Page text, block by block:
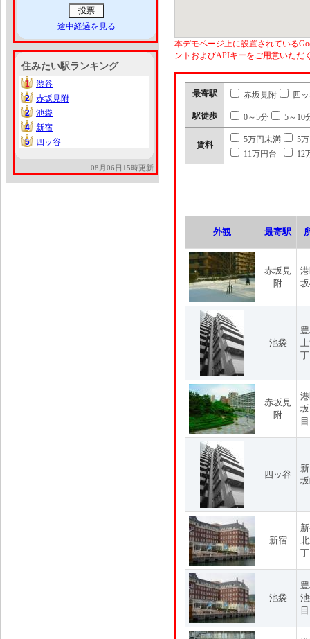
途中経過を見る
住みたい駅ランキング
1
1
渋谷
2
2
赤坂見附
2
2
池袋
4
4
新宿
5
5 四ッ谷
08月06日15時更新
本デモページ上に設置されている
ントおよびAPIキーをご用意いただ
最寄駅 赤坂見附 四
駅徒歩 0～5分 5～10
賃料
5万円未満
5
11万円台
12
外観 最寄駅
赤坂見
附
池袋
赤坂見
附
目
四ッ谷
新宿
池袋